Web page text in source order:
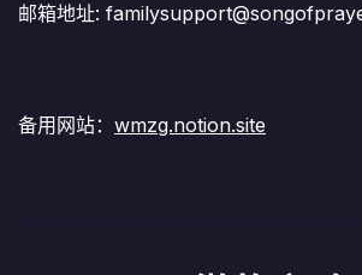
邮箱地址:
备用网站： wmzg.notion.site